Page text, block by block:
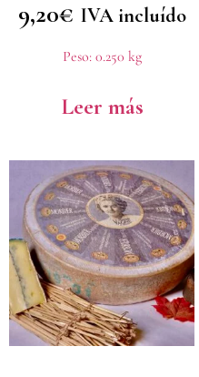
con
9,20€ IVA incluído
Peso:0.250 kg
Leer más